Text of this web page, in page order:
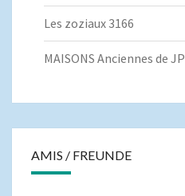
Les zoziaux 3166
MAISONS Anciennes de JP
AMIS / FREUNDE